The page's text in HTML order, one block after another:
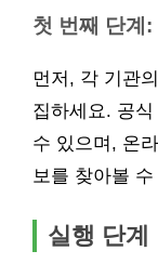
첫 번째 단계:
먼저, 각 기관의
집하세요. 공
수 있으며, 온
보를 찾아볼
실행 단계